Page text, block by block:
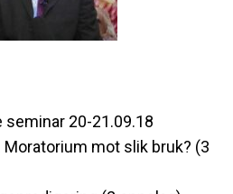
20-21.09.18
Moratorium mot slik bruk? (3